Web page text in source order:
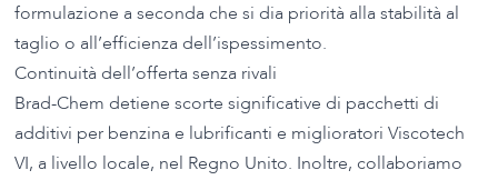
formulazione a seconda che si dia priorità alla stabilità al
taglio o all’efficienza dell’ispessimento.
Continuità dell’offerta senza rivali
Brad-Chem detiene scorte significative di pacchetti di
additivi per benzina e lubrificanti e miglioratori Viscotech
VI, a livello locale, nel Regno Unito. Inoltre, collaboriamo